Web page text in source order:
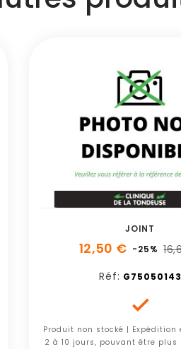
JOINT
12,50 € -25%
Réf: G75050143

Produit non stocké | Expédition
2 à 10 jours, pouvant être plus